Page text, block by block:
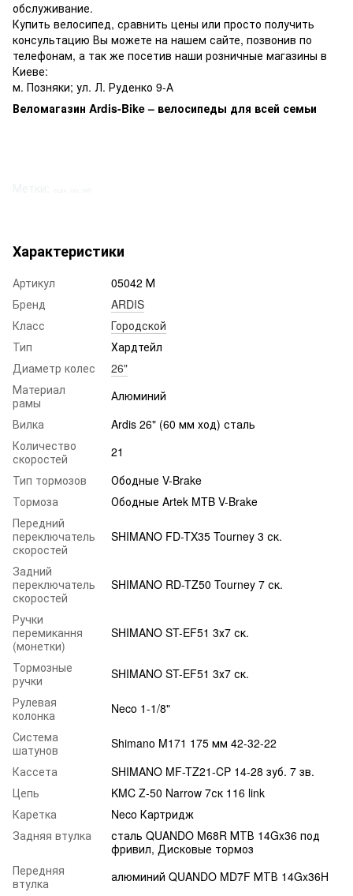
обслуживание.
Купить велосипед, сравнить цены или просто получить
консультацию Вы можете на нашем сайте, позвонив по
телефонам, а так же посетив наши розничные магазины в
Киеве:
м. Позняки; ул. Л. Руденко 9-А
Веломагазин Ardis-Bike – велосипеды для всей семьи
Характеристики
Артикул
05042 М
Бренд
ARDIS
Класс
Городской
Тип
Хардтейл
Диаметр колес
26"
Материал
рамы
Алюминий
Вилка
Ardis 26" (60 мм ход) сталь
Количество
скоростей
21
Тип тормозов
Ободные V-Brake
Тормоза
Ободные Artek MTB V-Brake
Передний
переключатель
скоростей
SHIMANO FD-TX35 Tourney 3 ск.
Задний
переключатель
скоростей
SHIMANO RD-TZ50 Tourney 7 ск.
Ручки
перемикання
(монетки)
SHIMANO ST-EF51 3х7 ск.
Тормозные
ручки
SHIMANO ST-EF51 3х7 ск.
Рулевая
колонка
Neco 1-1/8"
Система
шатунов
Shimano M171 175 мм 42-32-22
Кассета
SHIMANO MF-TZ21-CP 14-28 зуб. 7 зв.
Цепь
KMC Z-50 Narrow 7ск 116 link
Каретка
Neco Картридж
Задняя втулка
сталь QUANDO M68R МТВ 14Gx36 под
фривил, Дисковые тормоз
Передняя
втулка
алюминий QUANDO MD7F МТВ 14Gx36H